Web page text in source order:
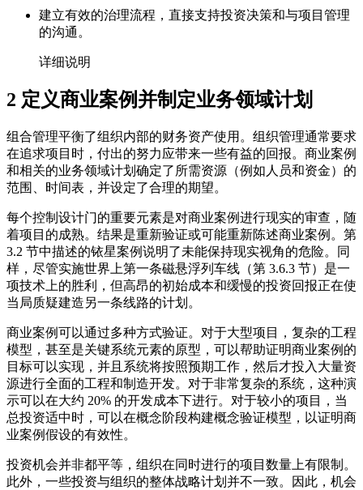
建立有效的治理流程，直接支持投资决策和与项目管理
的沟通。
详细说明
2 定义商业案例并制定业务领域计划
组合管理平衡了组织内部的财务资产使用。组织管理通常要求
在追求项目时，付出的努力应带来一些有益的回报。商业案例
和相关的业务领域计划确定了所需资源（例如人员和资金）的
范围、时间表，并设定了合理的期望。
每个控制设计门的重要元素是对商业案例进行现实的审查，随
着项目的成熟。结果是重新验证或可能重新陈述商业案例。第
3.2 节中描述的铱星案例说明了未能保持现实视角的危险。同
样，尽管实施世界上第一条磁悬浮列车线（第 3.6.3 节）是一
项技术上的胜利，但高昂的初始成本和缓慢的投资回报正在使
当局质疑建造另一条线路的计划。
商业案例可以通过多种方式验证。对于大型项目，复杂的工程
模型，甚至是关键系统元素的原型，可以帮助证明商业案例的
目标可以实现，并且系统将按照预期工作，然后才投入大量资
源进行全面的工程和制造开发。对于非常复杂的系统，这种演
示可以在大约 20% 的开发成本下进行。对于较小的项目，当
总投资适中时，可以在概念阶段构建概念验证模型，以证明商
业案例假设的有效性。
投资机会并非都平等，组织在同时进行的项目数量上有限制。
此外，一些投资与组织的整体战略计划并不一致。因此，机会